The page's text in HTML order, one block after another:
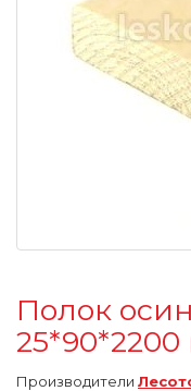
Полок
Производители